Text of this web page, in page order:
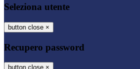
Seleziona utente
button close ×
Recupero password
button close ×